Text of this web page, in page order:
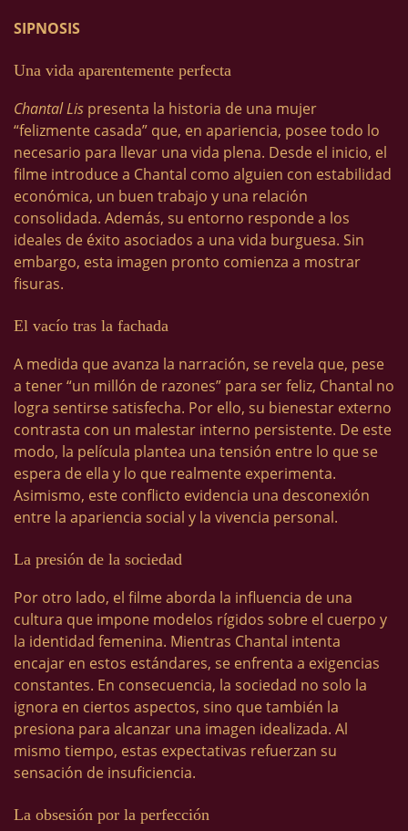
SIPNOSIS
Una vida aparentemente perfecta
Chantal Lis presenta la historia de una mujer
“felizmente casada” que, en apariencia, posee todo lo
necesario para llevar una vida plena. Desde el inicio, el
filme introduce a Chantal como alguien con estabilidad
económica, un buen trabajo y una relación
consolidada. Además, su entorno responde a los
ideales de éxito asociados a una vida burguesa. Sin
embargo, esta imagen pronto comienza a mostrar
fisuras.
El vacío tras la fachada
A medida que avanza la narración, se revela que, pese
a tener “un millón de razones” para ser feliz, Chantal no
logra sentirse satisfecha. Por ello, su bienestar externo
contrasta con un malestar interno persistente. De este
modo, la película plantea una tensión entre lo que se
espera de ella y lo que realmente experimenta.
Asimismo, este conflicto evidencia una desconexión
entre la apariencia social y la vivencia personal.
La presión de la sociedad
Por otro lado, el filme aborda la influencia de una
cultura que impone modelos rígidos sobre el cuerpo y
la identidad femenina. Mientras Chantal intenta
encajar en estos estándares, se enfrenta a exigencias
constantes. En consecuencia, la sociedad no solo la
ignora en ciertos aspectos, sino que también la
presiona para alcanzar una imagen idealizada. Al
mismo tiempo, estas expectativas refuerzan su
sensación de insuficiencia.
La obsesión por la perfección